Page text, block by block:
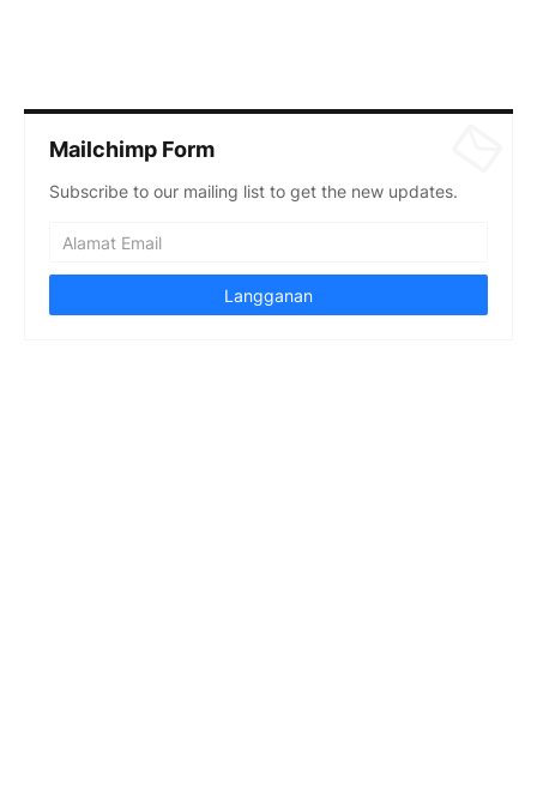
Mailchimp Form
Subscribe to our mailing list to get the new updates.